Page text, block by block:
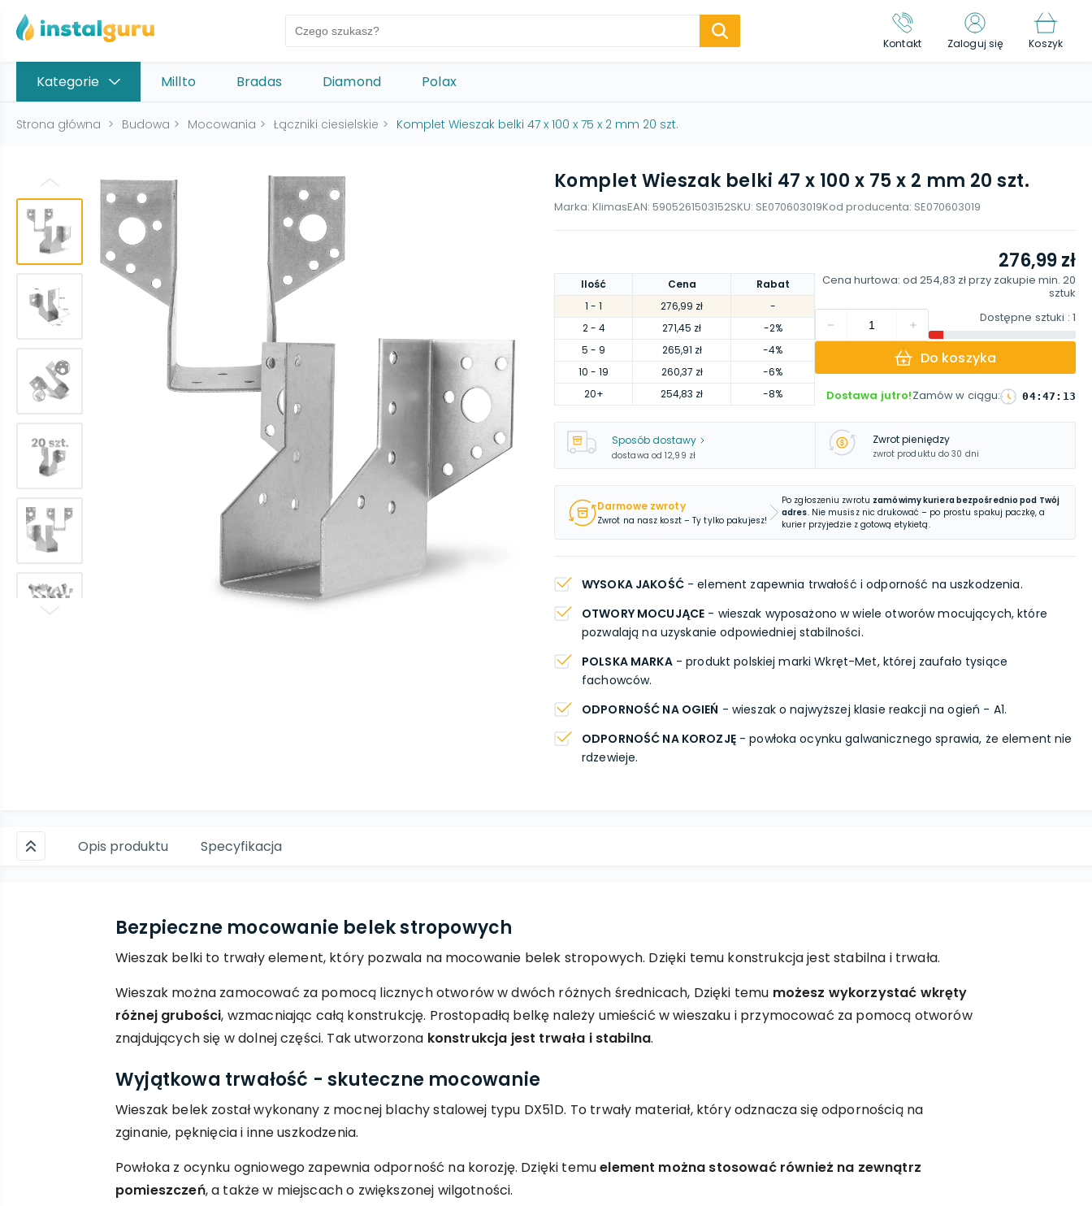
Kontakt Zaloguj się Koszyk
Kategorie Millto Bradas Diamond Polax
Strona główna > Budowa > Mocowania > Łączniki ciesielskie > Komplet Wieszak belki 47 x 100 x 75 x 2 mm 20 szt.
Komplet Wieszak belki 47 x 100 x 75 x 2 mm 20 szt.
Marka: KlimasEAN: 5905261503152SKU: SE070603019Kod producenta: SE070603019
Ilość Cena
Rabat
1 - 1 276,99 zł
-
2- 4 271,45 zł
-2%
5 - 9 265,91 zł
-4%
10 - 19 260,37 zł
-6%
20+ 254,83 zł -8%
276,99 zł
Cena hurtowa: od 254,83 złprzy zakupie min. 20
sztuk
Dostępne sztuki : 1
Do koszyka
Dostawa jutro!Zamów w ciągu: 04: 47 : 12
Sposób dostawy
dostawa od 12,99 zł
Zwrot pieniędzy
zwrot produktu do 30 dni
Darmowe zwroty
Zwrot na nasz koszt – Ty tylko pakujesz!
Po zgłoszeniu zwrotu zamówimy kuriera bezpośrednio pod Twój
adres. Nie musisz nic drukować – po prostu spakuj paczkę, a
kurier przyjedzie z gotową etykietą.
WYSOKA JAKOŚĆ- element zapewnia trwałość i odporność na uszkodzenia.
OTWORY MOCUJĄCE - wieszak wyposażono w wiele otworów mocujących, które
pozwalają na uzyskanie odpowiedniej stabilności.
POLSKA MARKA- produkt polskiej marki Wkręt-Met, której zaufało tysiące
fachowców.
ODPORNOŚĆ NA OGIEŃ - wieszak o najwyższej klasie reakcji na ogień - A1.
ODPORNOŚĆ NA KOROZJĘ- powłoka ocynku galwanicznego sprawia, że element nie
rdzewieje.
Opis produktu Specyfikacja
Bezpieczne mocowanie belek stropowych
Wieszak belki to trwały element, który pozwala na mocowanie belek stropowych. Dzięki temu konstrukcja jest stabilna i trwała.
Wieszak można zamocować za pomocą licznych otworów w dwóch różnych średnicach, Dzięki temu możesz wykorzystać wkręty
różnej grubości, wzmacniając całą konstrukcję. Prostopadłą belkę należy umieścić w wieszaku i przymocować za pomocą otworów
znajdujących się w dolnej części. Tak utworzona konstrukcja jest trwała i stabilna.
Wyjątkowa trwałość - skuteczne mocowanie
Wieszak belek został wykonany z mocnej blachy stalowej typu DX51D. To trwały materiał, który odznacza się odpornością na
zginanie, pęknięcia i inne uszkodzenia.
Powłoka z ocynku ogniowego zapewnia odporność na korozję. Dzięki temuelement można stosować również na zewnątrz
pomieszczeń, a także w miejscach o zwiększonej wilgotności.